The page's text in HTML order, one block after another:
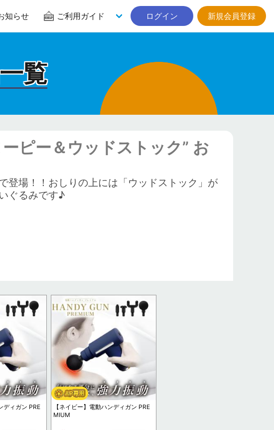
知らせ ご利用ガイド ログイン 新規会員登録
覧
ピー＆ウッドストック” お
登場！！おしりの上には「ウッドストック」が
ぐるみです♪
ディガン PRE
【ネイビー】電動ハンディガン PRE
MIUM